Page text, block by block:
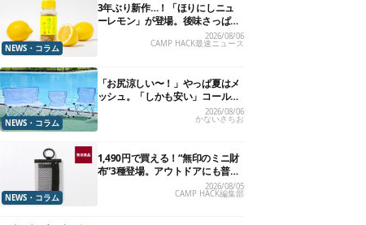
NEWS・コラム
3年ぶり新作…！「ほりにしニュ
ーレモン」が登場。後味さっぱり
の万能スパイス！【8月21日発
2026/08/06
CAMP HACK最速ニュース
NEWS・コラム
「お尻涼しい〜！」やっぱ夏はメ
ッシュ。「しかも安い」コールマ
ン今年の新作は、カラーもさわや
かです
2026/08/06
かないさちお
NEWS・コラム
1,490円で買える！“無印のミニ財
布”3種登場。アウトドアにも普段
2026/08/05
CAMP HACK編集部